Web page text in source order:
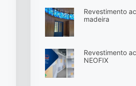
Revestimento
madeira
Revestimento
NEOFIX